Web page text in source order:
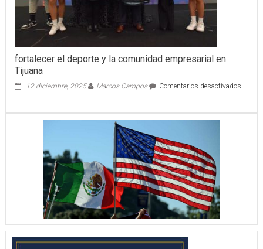
fortalecer el deporte y la comunidad empresarial en
Tijuana
12 diciembre, 2025 Marcos Campos Comentarios desactivadosen